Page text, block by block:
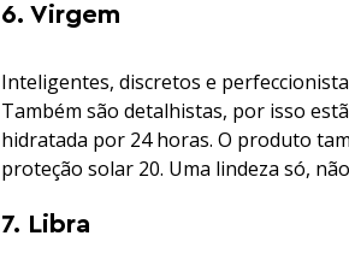
6. Virgem
Inteligentes, discretos e
Também são detalhistas, por isso
hidratada por 24 horas. O produto
proteção solar 20. Uma lindeza só,
7. Libra